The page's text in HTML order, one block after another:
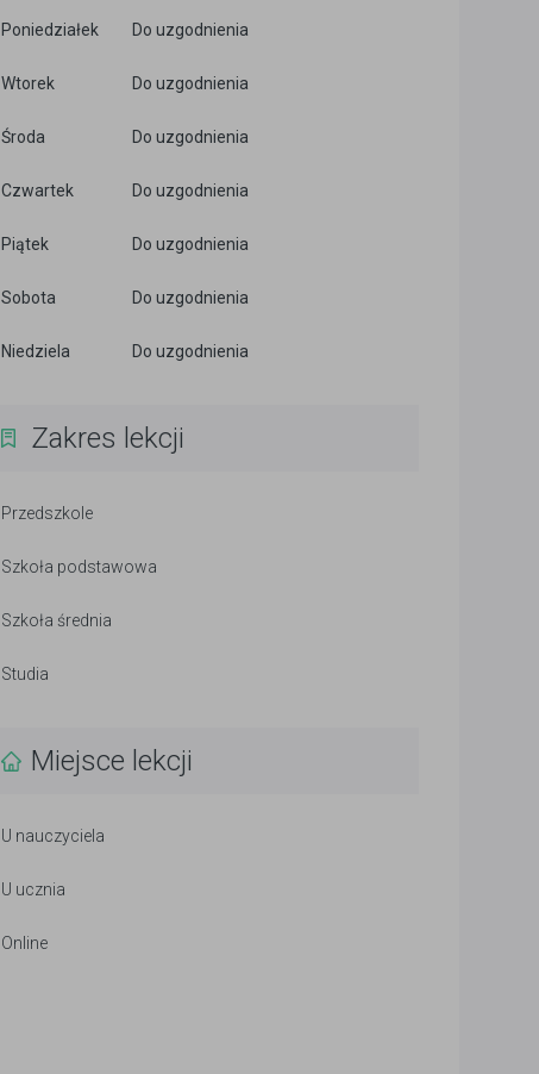
Poniedziałek Do uzgodnienia
Wtorek Do uzgodnienia
Środa Do uzgodnienia
Czwartek Do uzgodnienia
Piątek Do uzgodnienia
Sobota Do uzgodnienia
Niedziela Do uzgodnienia
Zakres lekcji
Przedszkole
Szkoła podstawowa
Szkoła średnia
Studia
Miejsce lekcji
U nauczyciela
U ucznia
Online